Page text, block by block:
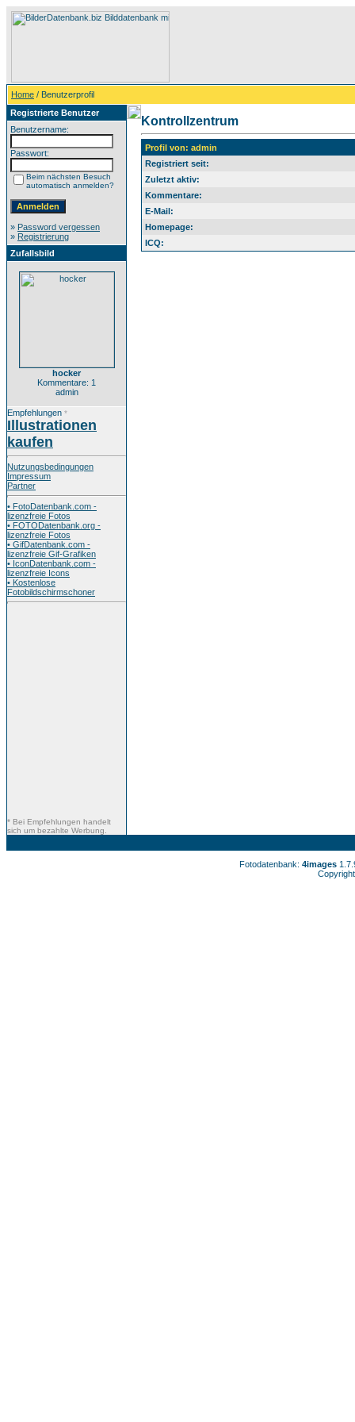
Home / Benutzerprofil
Registrierte Benutzer
Benutzername:
Passwort:
Beim nächsten Besuch
automatisch anmelden?
» Password vergessen
» Registrierung
Zufallsbild
hocker
Kommentare: 1
admin
Empfehlungen *
Illustrationen
kaufen
Nutzungsbedingungen
Impressum
Partner
• FotoDatenbank.com -
lizenzfreie Fotos
• FOTODatenbank.org -
lizenzfreie Fotos
• GifDatenbank.com -
lizenzfreie Gif-Grafiken
• IconDatenbank.com -
lizenzfreie Icons
• Kostenlose
Fotobildschirmschoner
* Bei Empfehlungen handelt
sich um bezahlte Werbung.
Kontrollzentrum
Profil von: admin
Registriert seit:
Zuletzt aktiv:
Kommentare:
E-Mail:
Homepage:
ICQ:
Fotodatenbank: 4images